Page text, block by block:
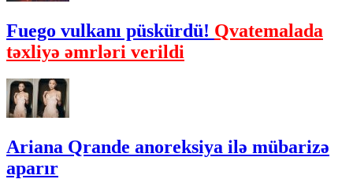
Fuego vulkanı püskürdü! Qvatemalada
təxliyə əmrləri verildi
Ariana Qrande anoreksiya ilə mübarizə
aparır